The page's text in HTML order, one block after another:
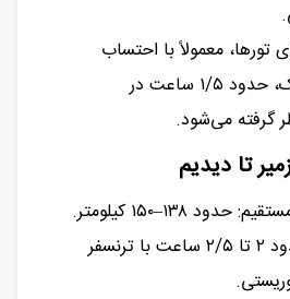
تورها، معمولاً با احتساب
توقف‌ها و ترافیک، حدود ۱/۵ ساعت در
گرفته می‌شود.
تا دیدیم
۱۳۸–۱۵۰ کیلومتر.
زمان ترنسفر: حدود ۲ تا ۲/۵ ساعت با ترنسفر